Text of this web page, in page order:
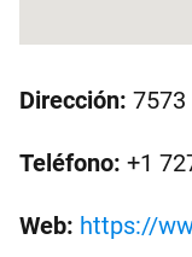
Dirección: 7573
Teléfono: +1
Web: https://